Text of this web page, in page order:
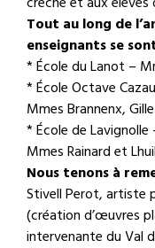
Tout au long de
enseignants se
* École du Lanot –
* École Octave
Mmes Brannenx,
* École de Lavignolle
Mmes Rainard et
Nous tenons à
Stivell Perot, artiste
(création d’œuvres
intervenante du Val